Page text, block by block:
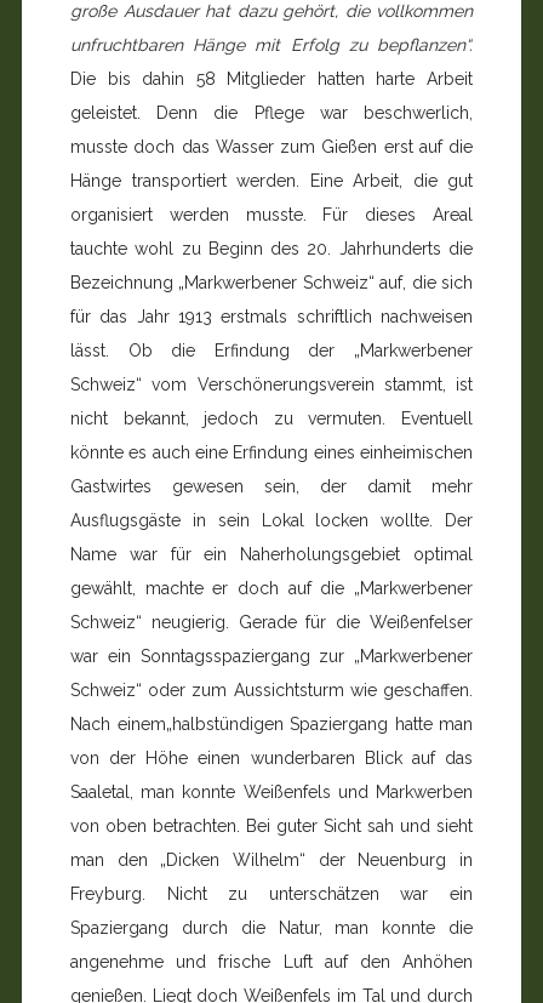
große Ausdauer hat dazu gehört, die vollkommen
unfruchtbaren Hänge mit Erfolg zu bepflanzen“.
Die bis dahin 58 Mitglieder hatten harte Arbeit
geleistet. Denn die Pflege war beschwerlich,
musste doch das Wasser zum Gießen erst auf die
Hänge transportiert werden. Eine Arbeit, die gut
organisiert werden musste. Für dieses Areal
tauchte wohl zu Beginn des 20. Jahrhunderts die
Bezeichnung „Markwerbener Schweiz“ auf, die sich
für das Jahr 1913 erstmals schriftlich nachweisen
lässt. Ob die Erfindung der „Markwerbener
Schweiz“ vom Verschönerungsverein stammt, ist
nicht bekannt, jedoch zu vermuten. Eventuell
könnte es auch eine Erfindung eines einheimischen
Gastwirtes gewesen sein, der damit mehr
Ausflugsgäste in sein Lokal locken wollte. Der
Name war für ein Naherholungsgebiet optimal
gewählt, machte er doch auf die „Markwerbener
Schweiz“ neugierig. Gerade für die Weißenfelser
war ein Sonntagsspaziergang zur „Markwerbener
Schweiz“ oder zum Aussichtsturm wie geschaffen.
Nach einem„halbstündigen Spaziergang hatte man
von der Höhe einen wunderbaren Blick auf das
Saaletal, man konnte Weißenfels und Markwerben
von oben betrachten. Bei guter Sicht sah und sieht
man den „Dicken Wilhelm“ der Neuenburg in
Freyburg. Nicht zu unterschätzen war ein
Spaziergang durch die Natur, man konnte die
angenehme und frische Luft auf den Anhöhen
genießen. Liegt doch Weißenfels im Tal und durch